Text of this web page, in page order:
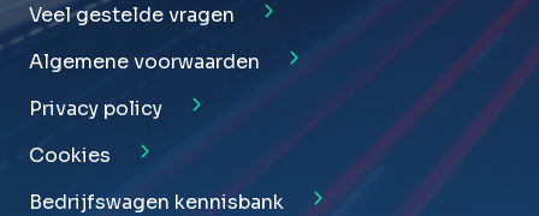
Veel gestelde vragen
Algemene voorwaarden
Privacy policy
Cookies
Bedrijfswagen kennisbank